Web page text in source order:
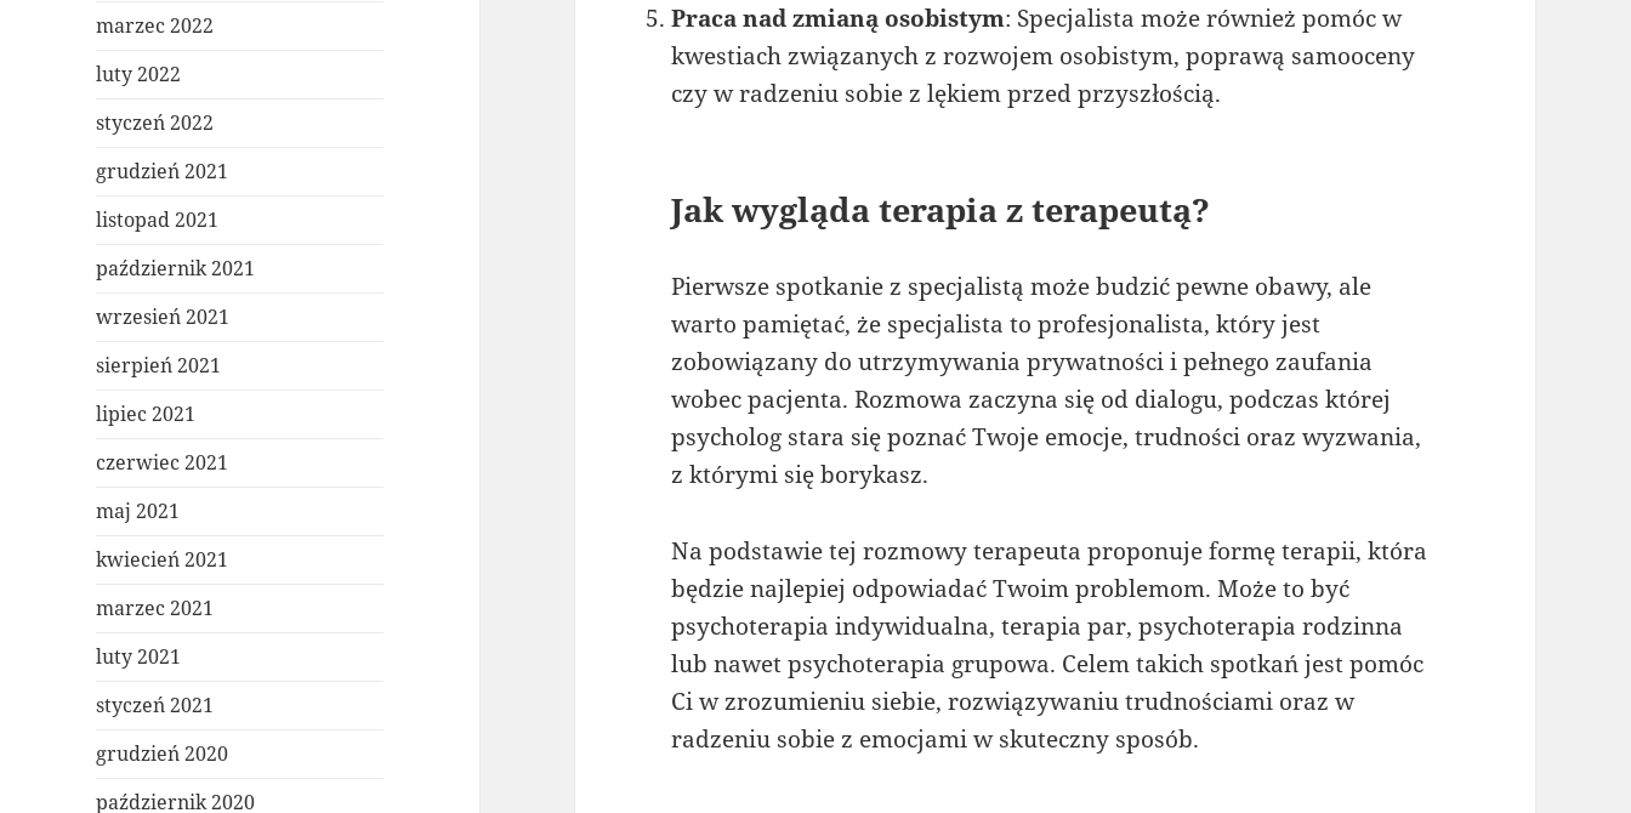
marzec 2022
luty 2022
styczeń 2022
grudzień 2021
listopad 2021
październik 2021
wrzesień 2021
sierpień 2021
lipiec 2021
czerwiec 2021
maj 2021
kwiecień 2021
marzec 2021
luty 2021
styczeń 2021
grudzień 2020
październik 2020
Praca nad zmianą osobistym: Specjalista może również pomóc w
kwestiach związanych z rozwojem osobistym, poprawą samooceny
czy w radzeniu sobie z lękiem przed przyszłością.
Jak wygląda terapia z terapeutą?
Pierwsze spotkanie z specjalistą może budzić pewne obawy, ale
warto pamiętać, że specjalista to profesjonalista, który jest
zobowiązany do utrzymywania prywatności i pełnego zaufania
wobec pacjenta. Rozmowa zaczyna się od dialogu, podczas której
psycholog stara się poznać Twoje emocje, trudności oraz wyzwania,
z którymi się borykasz.
Na podstawie tej rozmowy terapeuta proponuje formę terapii, która
będzie najlepiej odpowiadać Twoim problemom. Może to być
psychoterapia indywidualna, terapia par, psychoterapia rodzinna
lub nawet psychoterapia grupowa. Celem takich spotkań jest pomóc
Ci w zrozumieniu siebie, rozwiązywaniu trudnościami oraz w
radzeniu sobie z emocjami w skuteczny sposób.